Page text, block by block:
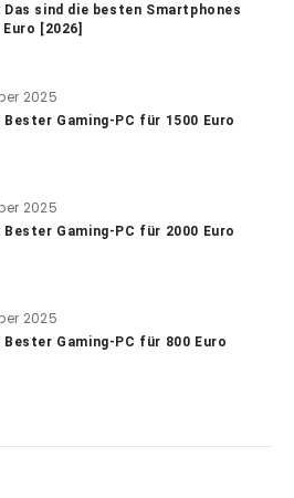
Das sind die besten Smartphones
[2026]
2025
Bester Gaming-PC für 1500 Euro
2025
Bester Gaming-PC für 2000 Euro
2025
Bester Gaming-PC für 800 Euro